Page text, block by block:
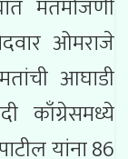
मतमोजणी
ओमराजे
आघाडी
काँग्रेसमध्ये
यांना 86